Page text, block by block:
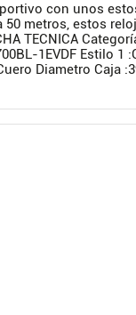
con unos
50 metros, estos
TECNICA
1EVDF Estilo
Diametro Caja
$ 179.900 -14%
$ 209.900
Cuota de Referencia*
quincenas de